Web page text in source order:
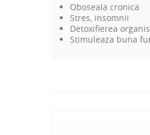
Oboseala cronica
Stres, insomnii
Detoxifierea
Stimuleaza buna